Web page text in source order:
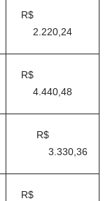
R$
2.220,24
R$
4.440,48
R$
3.330,36
R$